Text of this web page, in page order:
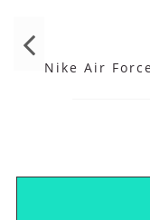
Nike Air